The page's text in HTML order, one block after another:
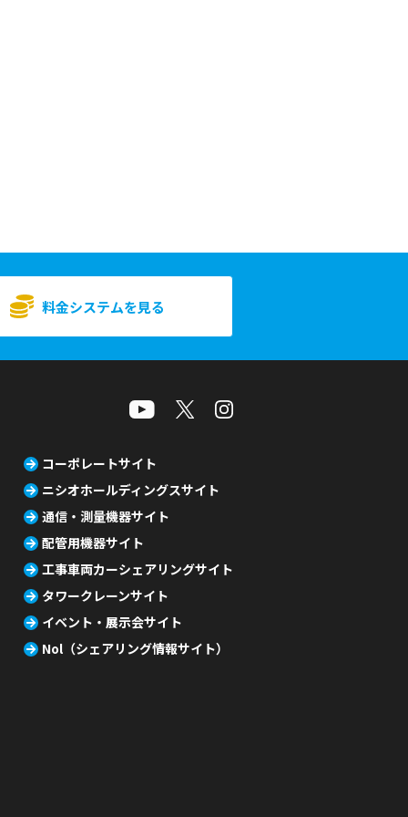
料金システムを見る
コーポレートサイト
ニシオホールディングスサイト
通信・測量機器サイト
配管用機器サイト
工事車両カーシェアリングサイト
タワークレーンサイト
イベント・展示会サイト
Nol（シェアリング情報サイト）